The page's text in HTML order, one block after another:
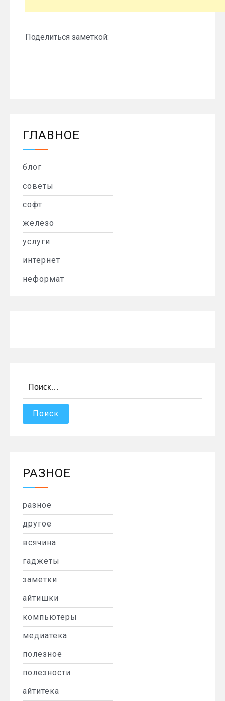
Поделиться заметкой:
ГЛАВНОЕ
блог
советы
софт
железо
услуги
интернет
неформат
РАЗНОЕ
разное
другое
всячина
гаджеты
заметки
айтишки
компьютеры
медиатека
полезное
полезности
айтитека